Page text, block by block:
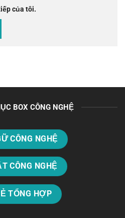
của tôi.
BOX CÔNG NGHỆ
CÔNG NGHỆ
CÔNG NGHỆ
TỔNG HỢP